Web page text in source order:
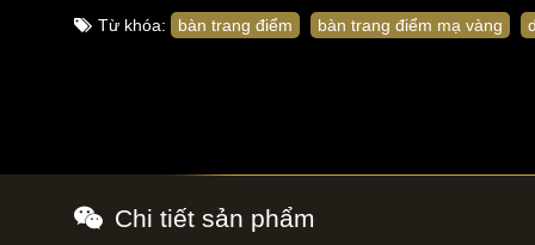
Từ khóa: bàn trang điểm bàn trang điểm mạ vàng
Chi tiết sản phẩm